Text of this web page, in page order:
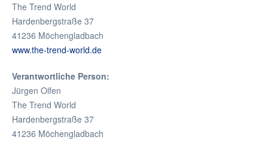
The Trend World
Hardenbergstraße 37
41236 Möchengladbach
www.the-trend-world.de
Verantwortliche Person:
Jürgen Olfen
The Trend World
Hardenbergstraße 37
41236 Möchengladbach